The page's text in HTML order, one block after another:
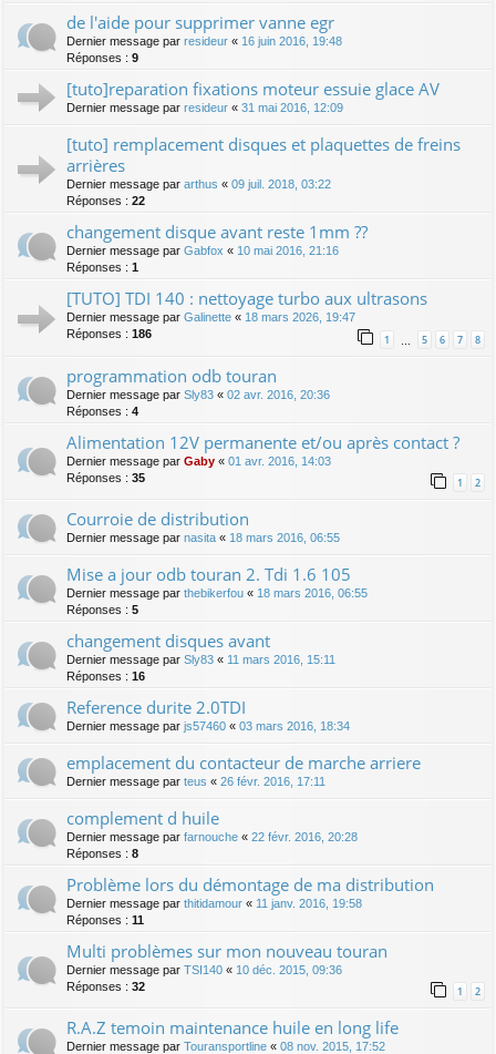
de l'aide pour supprimer vanne egr
Dernier message par resideur « 16 juin 2016, 19:48
Réponses : 9
[tuto]reparation fixations moteur essuie glace AV
Dernier message par resideur « 31 mai 2016, 12:09
[tuto] remplacement disques et plaquettes de freins
arrières
Dernier message par arthus « 09 juil. 2018, 03:22
Réponses : 22
changement disque avant reste 1mm ??
Dernier message par Gabfox « 10 mai 2016, 21:16
Réponses : 1
[TUTO] TDI 140 : nettoyage turbo aux ultrasons
Dernier message par Galinette « 18 mars 2026, 19:47
Réponses : 186 1 5 6 7 8
programmation odb touran
Dernier message par Sly83 « 02 avr. 2016, 20:36
Réponses : 4
Alimentation 12V permanente et/ou après contact ?
Dernier message par Gaby « 01 avr. 2016, 14:03
Réponses : 35 1 2
Courroie de distribution
Dernier message par nasita « 18 mars 2016, 06:55
Mise a jour odb touran 2. Tdi 1.6 105
Dernier message par thebikerfou « 18 mars 2016, 06:55
Réponses : 5
changement disques avant
Dernier message par Sly83 « 11 mars 2016, 15:11
Réponses : 16
Reference durite 2.0TDI
Dernier message par js57460 « 03 mars 2016, 18:34
emplacement du contacteur de marche arriere
Dernier message par teus « 26 févr. 2016, 17:11
complement d huile
Dernier message par farnouche « 22 févr. 2016, 20:28
Réponses : 8
Problème lors du démontage de ma distribution
Dernier message par thitidamour « 11 janv. 2016, 19:58
Réponses : 11
Multi problèmes sur mon nouveau touran
Dernier message par TSI140 « 10 déc. 2015, 09:36
Réponses : 32 1 2
R.A.Z temoin maintenance huile en long life
Dernier message par Touransportline « 08 nov. 2015, 17:52